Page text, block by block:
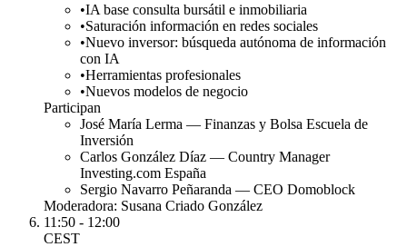
•IA base consulta bursátil e inmobiliaria
•Saturación información en redes sociales
•Nuevo inversor: búsqueda autónoma de información
con IA
•Herramientas profesionales
•Nuevos modelos de negocio
Participan
José María Lerma — Finanzas y Bolsa Escuela de
Inversión
Carlos González Díaz — Country Manager
Investing.com España
Sergio Navarro Peñaranda — CEO Domoblock
Moderadora: Susana Criado González
11:50 - 12:00
CEST